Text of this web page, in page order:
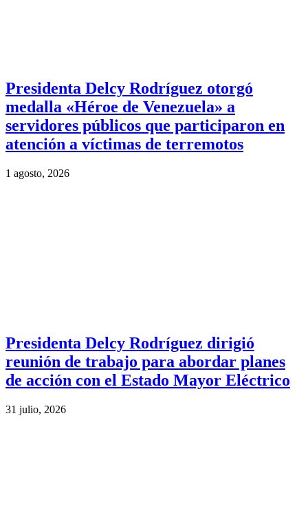
Presidenta Delcy Rodríguez otorgó
medalla «Héroe de Venezuela» a
servidores públicos que participaron en
atención a víctimas de terremotos
1 agosto, 2026
Presidenta Delcy Rodríguez dirigió
reunión de trabajo para abordar planes
de acción con el Estado Mayor Eléctrico
31 julio, 2026